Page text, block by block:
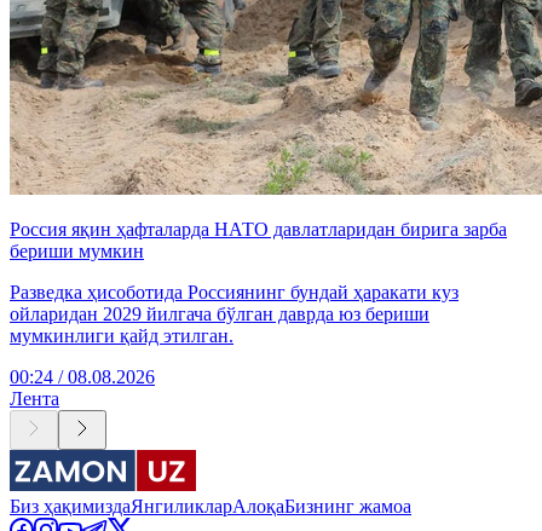
Россия яқин ҳафталарда НАТО давлатларидан бирига зарба
бериши мумкин
Разведка ҳисоботида Россиянинг бундай ҳаракати куз
ойларидан 2029 йилгача бўлган даврда юз бериши
мумкинлиги қайд этилган.
00:24 / 08.08.2026
Лента
Биз ҳақимиздаЯнгиликларАлоқаБизнинг жамоа